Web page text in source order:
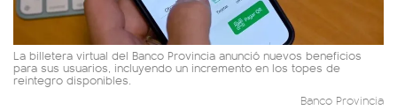
La billetera virtual del Banco Provincia anunció nuevos beneficios
para sus usuarios, incluyendo un incremento en los topes de
reintegro disponibles.
Banco Provincia